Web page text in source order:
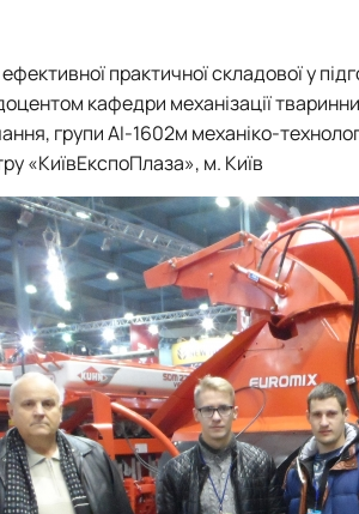
практичної складової у
кафедри механізації
групиАІ-1602м механіко-
«КиївЕкспоПлаза», м. Київ